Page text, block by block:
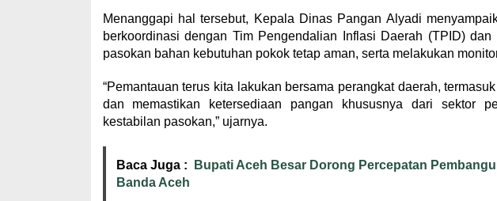
Menanggapi hal tersebut, Kepala Dinas Pangan Alyadi
berkoordinasi dengan Tim Pengendalian Inflasi Daerah (TPID)
pasokan bahan kebutuhan pokok tetap aman, serta melakukan
“Pemantauan terus kita lakukan bersama perangkat daerah,
dan memastikan ketersediaan pangan khususnya dari sektor
kestabilan pasokan,” ujarnya.
Baca Juga :
Bupati Aceh Besar Dorong Percepatan
Banda Aceh